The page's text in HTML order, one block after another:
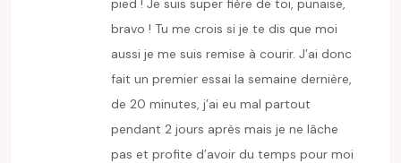
pied ! Je suis super fière de toi, punaise,
bravo ! Tu me crois si je te dis que moi
aussi je me suis remise à courir. J’ai donc
fait un premier essai la semaine dernière,
de 20 minutes, j’ai eu mal partout
pendant 2 jours après mais je ne lâche
pas et profite d’avoir du temps pour moi